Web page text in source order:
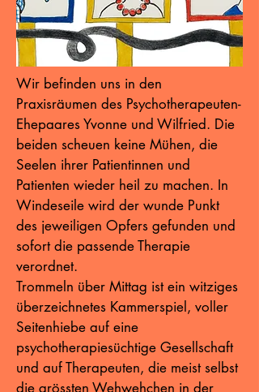
Wir befinden uns in den
Praxisräumen des Psychotherapeuten-
Ehepaares Yvonne und Wilfried. Die
beiden scheuen keine Mühen, die
Seelen ihrer Patientinnen und
Patienten wieder heil zu machen. In
Windeseile wird der wunde Punkt
des jeweiligen Opfers gefunden und
sofort die passende Therapie
verordnet.
Trommeln über Mittag ist ein witziges
überzeichnetes Kammerspiel, voller
Seitenhiebe auf eine
psychotherapiesüchtige Gesellschaft
und auf Therapeuten, die meist selbst
die grössten Wehwehchen in der